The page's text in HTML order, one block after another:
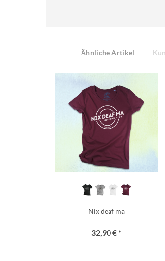
Ähnliche Artikel
Nix deaf ma
32,90 € *